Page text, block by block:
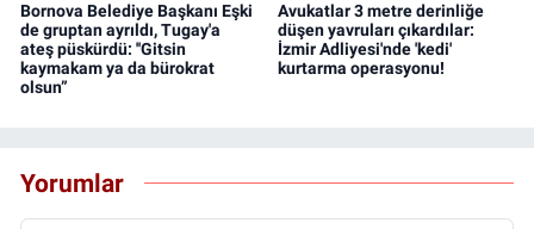
Bornova Belediye Başkanı Eşki
de gruptan ayrıldı, Tugay'a
ateş püskürdü: ''Gitsin
kaymakam ya da bürokrat
olsun”
Avukatlar 3 metre derinliğe
düşen yavruları çıkardılar:
İzmir Adliyesi'nde 'kedi'
kurtarma operasyonu!
Yorumlar